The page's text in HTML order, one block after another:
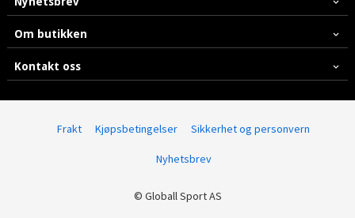
Om butikken
Kontakt oss
Frakt Kjøpsbetingelser Sikkerhet og personvern
Nyhetsbrev
© Globall Sport AS